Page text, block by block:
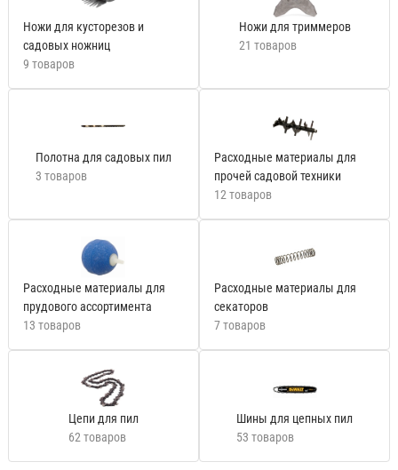
Ножи для кусторезов и
садовых ножниц
9 товаров
Ножи для триммеров
21 товаров
Полотна для садовых пил
3 товаров
Расходные материалы для
прочей садовой техники
12 товаров
Расходные материалы для
прудового ассортимента
13 товаров
Расходные материалы для
секаторов
7 товаров
Цепи для пил
62 товаров
Шины для цепных пил
53 товаров